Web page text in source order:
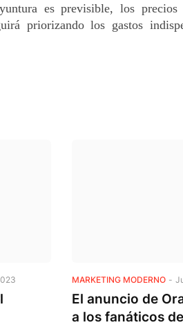
es previsible, los
priorizando los gastos
MARKETING MODERNO -
El anuncio de
a los fanáticos